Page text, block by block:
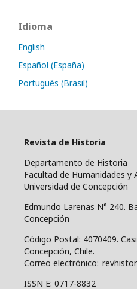
Idioma
English
Español (España)
Português (Brasil)
Revista de Historia
Departamento de Historia
Facultad de Humanidades y
Universidad de Concepción
Edmundo Larenas N° 240.
Concepción
Código Postal: 4070409.
Concepción, Chile.
Correo electrónico:
ISSN E: 0717-8832